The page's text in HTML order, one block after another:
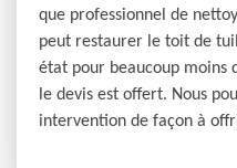
que professionnel de
peut restaurer le toit de
état pour beaucoup moins
le devis est offert. Nous
intervention de façon à